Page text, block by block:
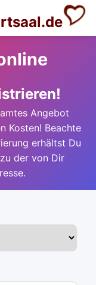
Angebot
Kosten! Beachte
erhältst Du
der von Dir